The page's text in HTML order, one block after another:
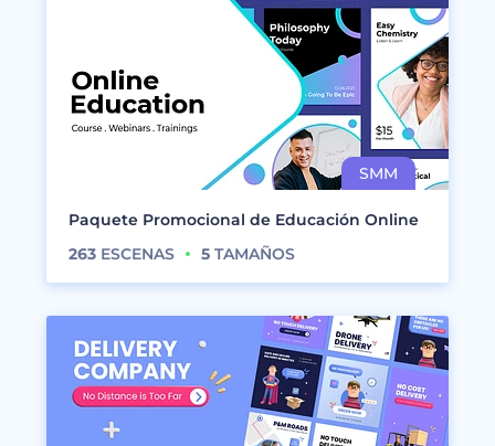
Paquete Promocional de Educación Online
263 ESCENAS 5 TAMAÑOS